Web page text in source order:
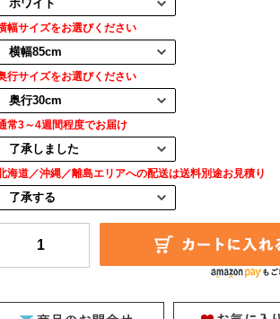
幅サイズをお選びください
行サイズをお選びください
常3～4週間程度でお届け
海道／沖縄／離島エリアへの配送は送料別途お見積り